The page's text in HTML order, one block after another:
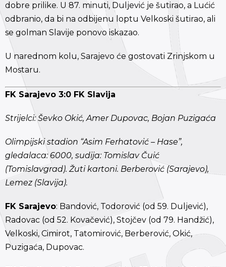
dobre prilike. U 87. minuti, Duljević je šutirao, a Lućić
odbranio, da bi na odbijenu loptu Velkoski šutirao, ali
se golman Slavije ponovo iskazao.
U narednom kolu, Sarajevo će gostovati Zrinjskom u
Mostaru.
FK Sarajevo 3:0 FK Slavija
Strijelci: Ševko Okić, Amer Dupovac, Bojan Puzigaća
Olimpijski stadion “Asim Ferhatović – Hase”,
gledalaca: 6000, sudija: Tomislav Čuić
(Tomislavgrad). Žuti kartoni. Berberović (Sarajevo),
Lemez (Slavija).
FK Sarajevo: Bandović, Todorović (od 59. Duljević),
Radovac (od 52. Kovačević), Stojčev (od 79. Handžić),
Velkoski, Cimirot, Tatomirović, Berberović, Okić,
Puzigaća, Dupovac.